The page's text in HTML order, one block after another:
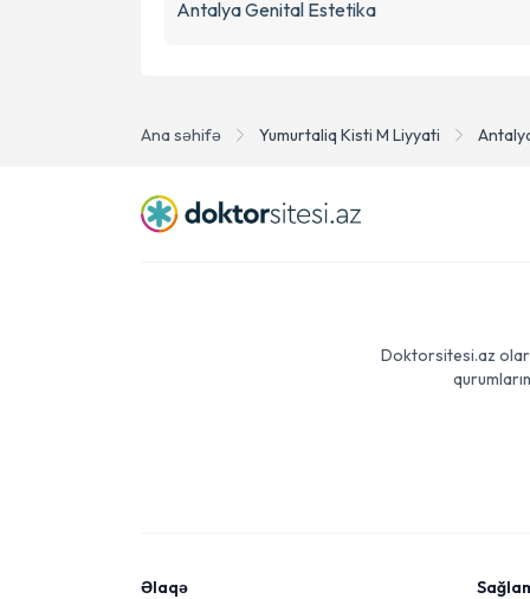
Ana səhifə Yumurtaliq Kisti M Liyyati
Antalya Genital Estetika
Doktorsitesi.az
Əlaqə